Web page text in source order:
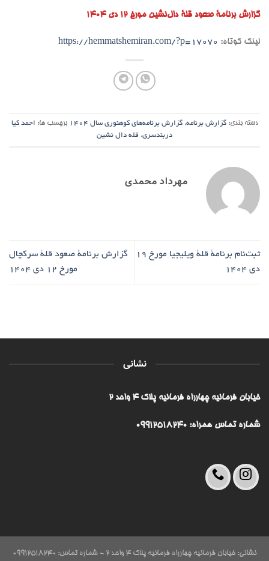
گزارش برنامۀ صعود قلۀ دال‌نشین مورخ ۱۲ دی ۱۴۰۴
لینک کوتاه: https://hemmatshemiran.com/?p=17070
دسته بندی:گزارش برنامه,گزارش برنامه‌های کوهنوری سال ۱۴۰۴ برچسب ها: احمد کیا
دربندسری, قله دال نشین
مهرداد محمدی
ثبت‌نام برنامۀ قلۀ ویلیجیا مورخ ۱۹
دی ۱۴۰۴
گزارش برنامۀ صعود قلۀ سرکچال
مورخ ۱۲ دی ۱۴۰۴
نشانی
خیابان فرمانیه چهارراه فرمانیه پلاک ۴ واحد ۲
شماره تماس همراه: 09912518240
نشانی: خیابان فرمانیه چهارراه فرمانیه پلاک ۴ واحد ۲ - شماره تماس: 09912518240